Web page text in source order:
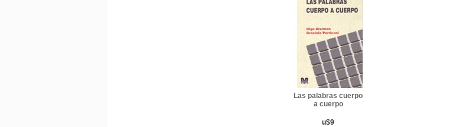
Las palabras cuerpo
a cuerpo
u$9